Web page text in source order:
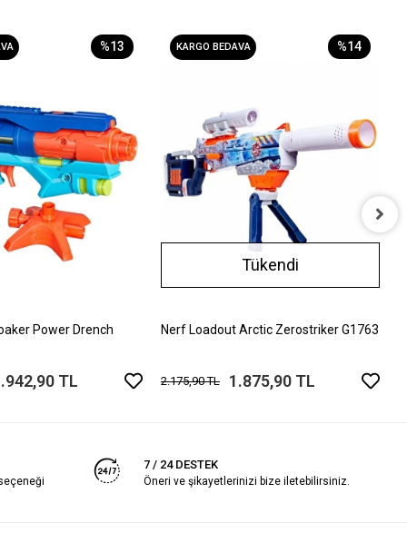
%13
Power Drench
TL
KARGO BEDAVA %14
Tükendi
Nerf Loadout Arctic Zerostriker G1763
2.175,90 TL 1.875,90 TL
7 / 24 DESTEK
Öneri ve şikayetlerinizi bize iletebilirsiniz.